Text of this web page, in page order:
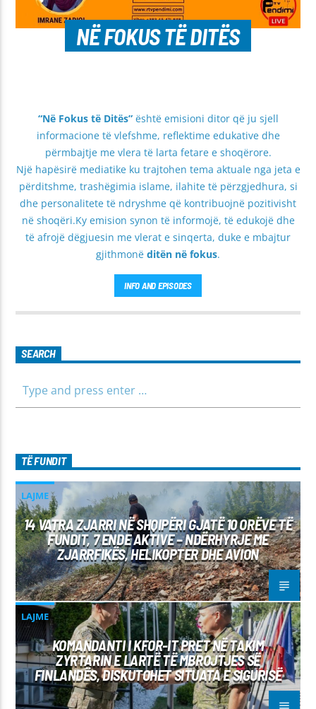
NË FOKUS TË DITËS
“Në Fokus të Ditës”është emisioni ditor që ju sjell
informacione të vlefshme, reflektime edukative dhe
përmbajtje me vlera të larta fetare e shoqërore.
Një hapësirë mediatike ku trajtohen tema aktuale nga jeta e
përditshme, trashëgimia islame, ilahite të përzgjedhura, si
dhe personalitete të ndryshme që kontribuojnë pozitivisht
në shoqëri.Ky emision synon të informojë, të edukojë dhe
të afrojë dëgjuesin me vlerat e sinqerta, duke e mbajtur
gjithmonë ditën në fokus.
INFO AND EPISODES
SEARCH
TË FUNDIT
LAJME
14 VATRA ZJARRI NË SHQIPËRI GJATË 10 ORËVE TË
FUNDIT, 7 ENDE AKTIVE – NDËRHYRJE ME
ZJARRFIKËS, HELIKOPTER DHE AVION
LAJME
KOMANDANTI I KFOR-IT PRET NË TAKIM
ZYRTARIN E LARTË TË MBROJTJES SË
FINLANDËS, DISKUTOHET SITUATA E SIGURISË